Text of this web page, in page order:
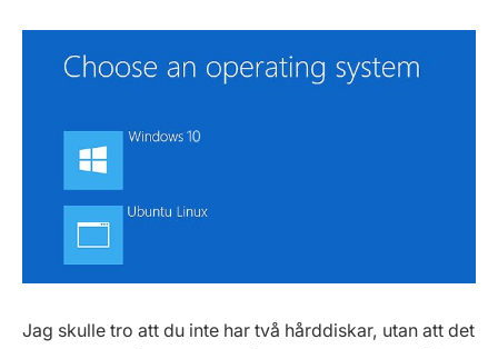
Jag skulle tro att du inte har två hårddiskar, utan att det